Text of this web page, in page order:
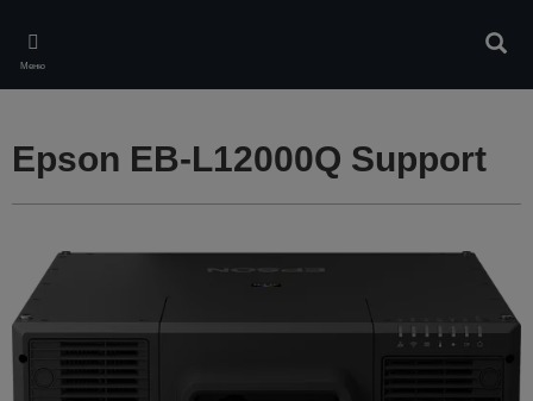
main
content
Меню
Epson EB-L12000Q Support